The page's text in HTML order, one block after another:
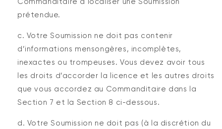
prétendue.
c. Votre Soumission ne doit pas contenir
d’informations mensongères, incomplètes,
inexactes ou trompeuses. Vous devez avoir tous
les droits d’accorder la licence et les autres droits
que vous accordez au Commanditaire dans la
Section 7 et la Section 8 ci-dessous.
d. Votre Soumission ne doit pas (à la discrétion du